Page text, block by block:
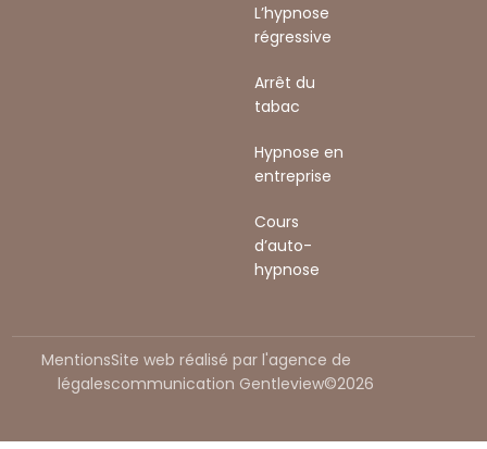
L’hypnose
régressive
Arrêt du
tabac
Hypnose en
entreprise
Cours
d’auto-
hypnose
Site web réalisé par l'agence de
communication Gentleview©2026
Mentions
légales